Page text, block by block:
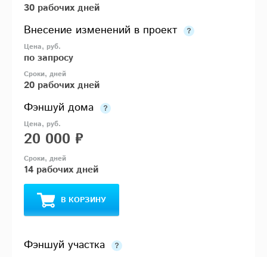
30 рабочих дней
Внесение изменений в проект
по запросу
20 рабочих дней
Фэншуй дома
20 000 ₽
14 рабочих дней
В КОРЗИНУ
Фэншуй участка